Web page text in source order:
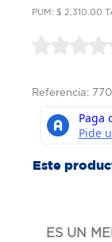
PUM: $ 2,310.00
Referencia:
Este
ES UN